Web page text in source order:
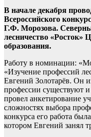
В начале декабря
Всероссийского
Г.Ф. Морозова.
лесничество «Росток»
образования.
Работу в номинации:
«Изучение профессий
Евгений Золотарёв. Он
профессии существуют
провел анкетирование
сложностях выбора
конкурса его работа
котором Евгений занял